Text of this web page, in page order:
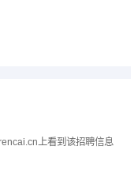
上看到该招聘信息